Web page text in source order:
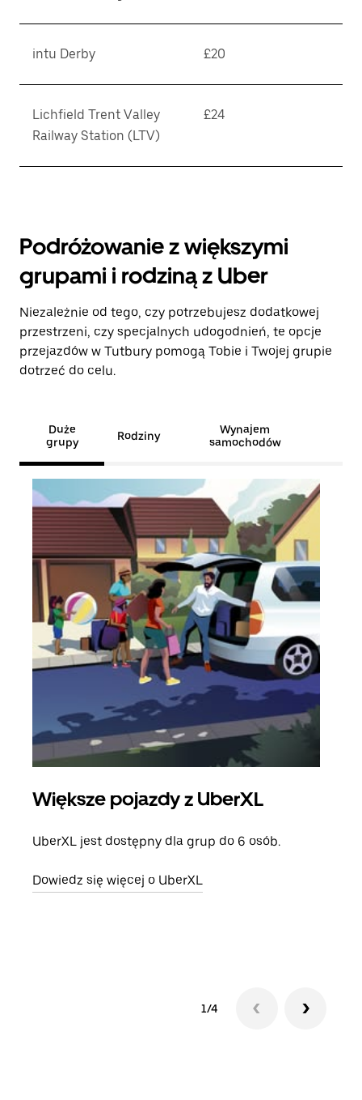
intu Derby £20
Lichfield Trent Valley
Railway Station (LTV)
£24
Podróżowanie z większymi
grupami i rodziną z Uber
Niezależnie od tego, czy potrzebujesz dodatkowej
przestrzeni, czy specjalnych udogodnień, te opcje
przejazdów w Tutbury pomogą Tobie i Twojej grupie
dotrzeć do celu.
Duże
grupy
Rodziny
Wynajem
samochodów
Większe pojazdy z UberXL
UberXL jest dostępny dla grup do 6 osób.
Dowiedz się więcej o UberXL
1/4